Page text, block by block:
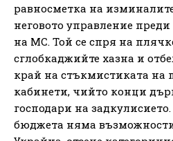
равносметка на
неговото управление
на МС. Той се спря на
сглобкаджийте хазна и
край на стъкмистиката на
кабинети, чийто конци
господари на
бюджета няма